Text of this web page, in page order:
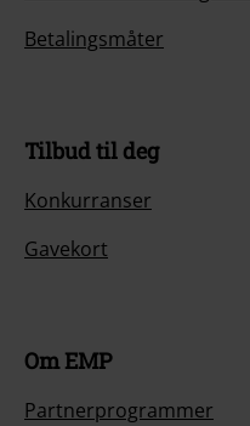
Betalingsmåter
Tilbud til deg
Konkurranser
Gavekort
Om EMP
Partnerprogrammer